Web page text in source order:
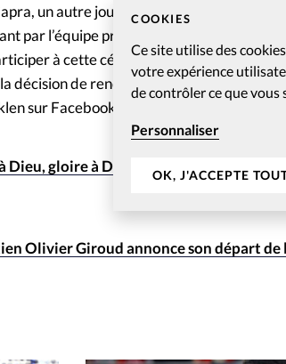
COOKIES
Ce site utilise des
votre expérience
de contrôler ce que vous
Personnaliser
OK, J'ACCEPTE
un autre joueur de Nashville, devrait
par l’équipe première des Brewers de
à cette célébration. «Je suis si fier
décision de rendre publique leur foi et
sur Facebook.
Dieu, gloire à Dieu» scande Al Horford,
Olivier Giroud annonce son départ de